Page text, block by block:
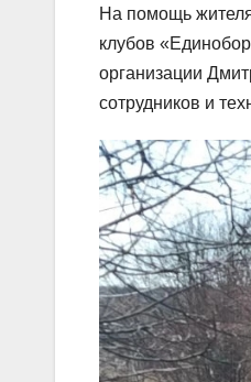
На помощь
клубов
организации
сотрудников и